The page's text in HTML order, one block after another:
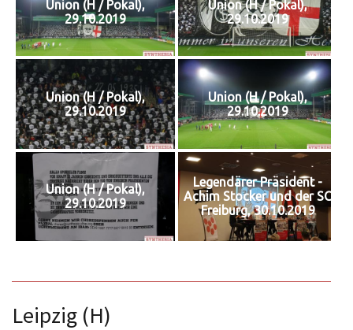
Union (H / Pokal),
29.10.2019
Union (H / Pokal),
29.10.2019
Union (H / Pokal),
29.10.2019
Union (H / Pokal),
29.10.2019
Union (H / Pokal),
29.10.2019
Legendärer Präsident -
Achim Stocker und der SC
Freiburg, 30.10.2019
Leipzig (H)